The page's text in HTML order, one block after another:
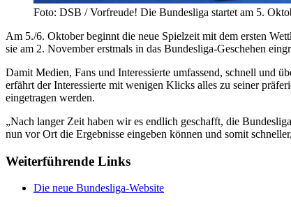
Foto: DSB / Vorfreude! Die Bundesliga startet am 5.
Am 5./6. Oktober beginnt die neue Spielzeit mit dem ersten
sie am 2. November erstmals in das Bundesliga-Geschehen
Damit Medien, Fans und Interessierte umfassend, schnell und
erfährt der Interessierte mit wenigen Klicks alles zu seiner
eingetragen werden.
„Nach langer Zeit haben wir es endlich geschafft, die
nun vor Ort die Ergebnisse eingeben können und somit
Weiterführende Links
Die neue Bundesliga-Website